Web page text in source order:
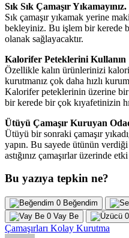
Sık Sık Çamaşır Yıkamayınız.
Sık çamaşır yıkamak yerine
bekleyiniz. Bu işlem bir kerede
olanak sağlayacaktır.
Kalorifer Peteklerini Kullanın
Özellikle kalın ürünlerinizi
kurutmanız çok daha hızlı
Kalorifer peteklerinin üzerine bir
bir kerede bir çok kıyafetinizin
Ütüyü Çamaşır Kuruyan
Ütüyü bir sonraki çamaşır
yapın. Bu sayede ütünün
astığınız çamaşırlar üzerinde
Bu yazıya tepkin ne?
0 Beğendim
0 Vay Be 0
Çamaşırları Kolay Kurutma